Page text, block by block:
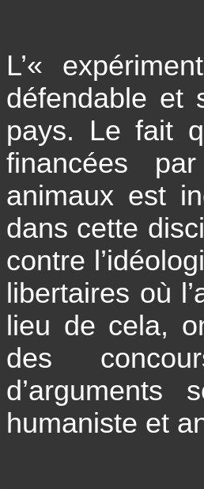
L’«
défendable et
pays. Le fait
financées
animaux est
dans cette
contre
libertaires où
lieu de cela,
des
d’arguments
humaniste et